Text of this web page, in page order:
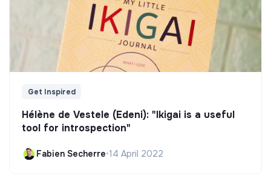
Get Inspired
Hélène de Vestele (Edeni): "Ikigai is a useful
tool for introspection"
Fabien Secherre•14 April 2022